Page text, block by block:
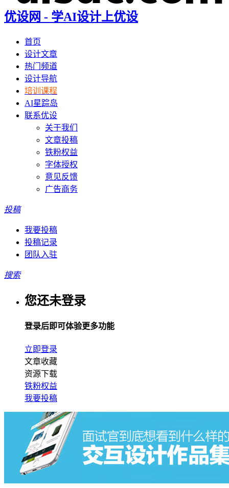
优设网 - 学AI设计上优设
首页
设计文章
热门频道
设计导航
培训课程
AI星踪岛
联系优设
关于我们
文章投稿
铁粉权益
字体授权
意见反馈
广告商务
投稿
我要投稿
投稿记录
团队入驻
搜索
您还未登录
登录后即可体验更多功能
立即登录
文章收藏
资源下载
铁粉权益
我要投稿